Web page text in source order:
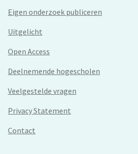
Eigen onderzoek publiceren
Uitgelicht
Open Access
Deelnemende hogescholen
Veelgestelde vragen
Privacy Statement
Contact